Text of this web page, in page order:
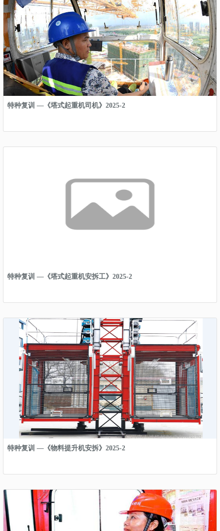
特种复训 —《塔式起重机司机》2025-2
特种复训 —《塔式起重机安拆工》2025-2
特种复训 —《物料提升机安拆》2025-2